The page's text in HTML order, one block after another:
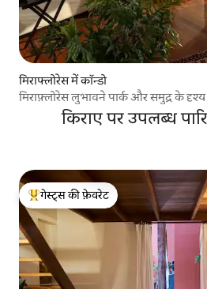
मिराफ्लोरेस में कॉन्डो
मिराफ़्लोरेस लुभावने पार्क और समुद्र के दृश्य
किराए पर उपलब्ध
गेस्ट्स का टॉप फ़ेवरेट
गेस्ट्स की फ़ेवरेट